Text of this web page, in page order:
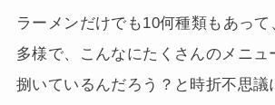
ラーメンだけでも10何種類もあっ
多様で、こんなにたくさんのメニュ
捌いているんだろう？と時折不思議